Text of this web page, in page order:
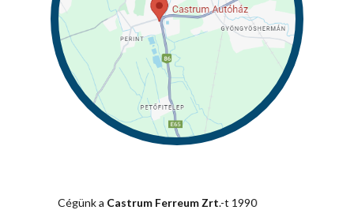
Cégünk aCastrum Ferreum Zrt.-t 1990